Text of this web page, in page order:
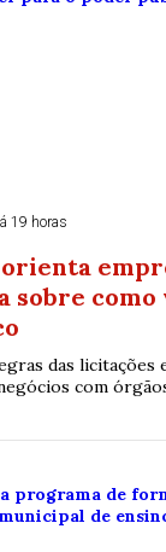
19 horas
orienta
sobre
das licitações
com